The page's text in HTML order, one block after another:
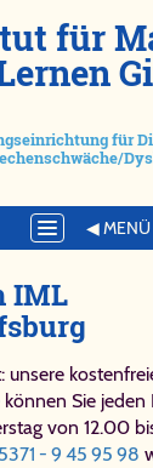
für
für
Toggle
IML
unsere
können Sie jeden
von 12.00
- 9 45 95 98